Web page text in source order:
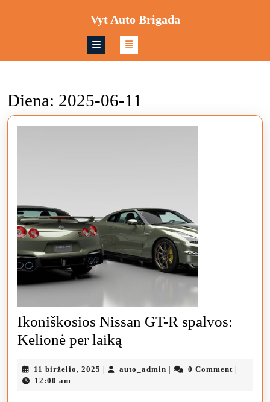
Vyt Auto Brigada
Diena: 2025-06-11
Ikoniškosios Nissan GT-R spalvos:
Kelionė per laiką
GT-
11 birželio, 2025 11
auto_admin auto_admin
0 Comment
12:00 am